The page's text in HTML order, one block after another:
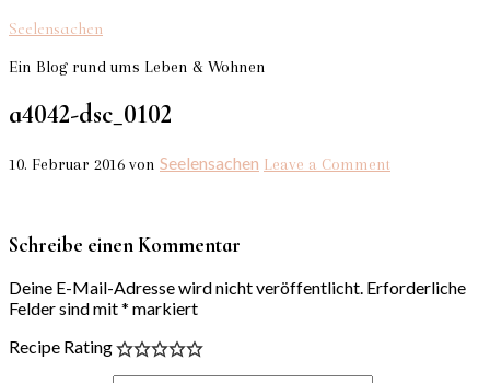
Seelensachen
Ein Blog rund ums Leben & Wohnen
a4042-dsc_0102
10. Februar 2016 von Seelensachen Leave a Comment
Schreibe einen Kommentar
Deine E-Mail-Adresse wird nicht veröffentlicht. Erforderliche
Felder sind mit* markiert
Recipe Rating